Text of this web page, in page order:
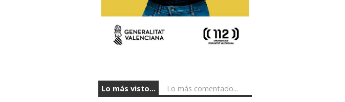
Lo más visto... Lo más comentado...